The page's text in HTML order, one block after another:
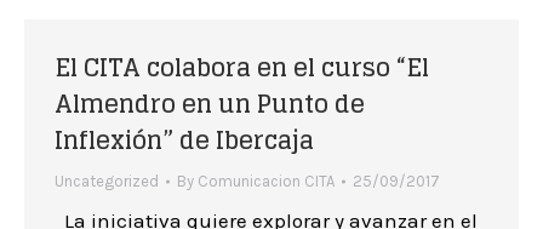
El CITA colabora en el curso “El
Almendro en un Punto de
Inflexión” de Ibercaja
Uncategorized By Comunicacion CITA 25/09/2017
La iniciativa quiere explorar y avanzar en el